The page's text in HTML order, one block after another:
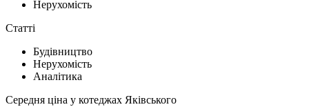
Нерухомість
Статті
Будівництво
Нерухомість
Аналітика
Середня ціна у котеджах Яківського